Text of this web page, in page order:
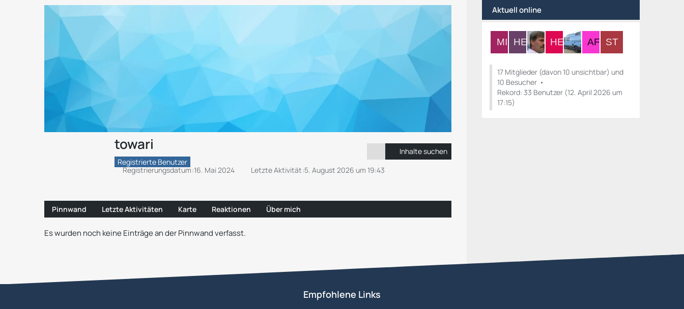
towari
Registrierte Benutzer
Inhalte suchen
Registrierungsdatum 16. Mai 2024 Letzte Aktivität 5. August 2026 um 19:43
Pinnwand Letzte Aktivitäten Karte Reaktionen Über mich
Es wurden noch keine Einträge an der Pinnwand verfasst.
Aktuell online
17 Mitglieder (davon 10 unsichtbar) und
10 Besucher
Rekord: 33 Benutzer (12. April 2026 um
17:15)
Empfohlene Links